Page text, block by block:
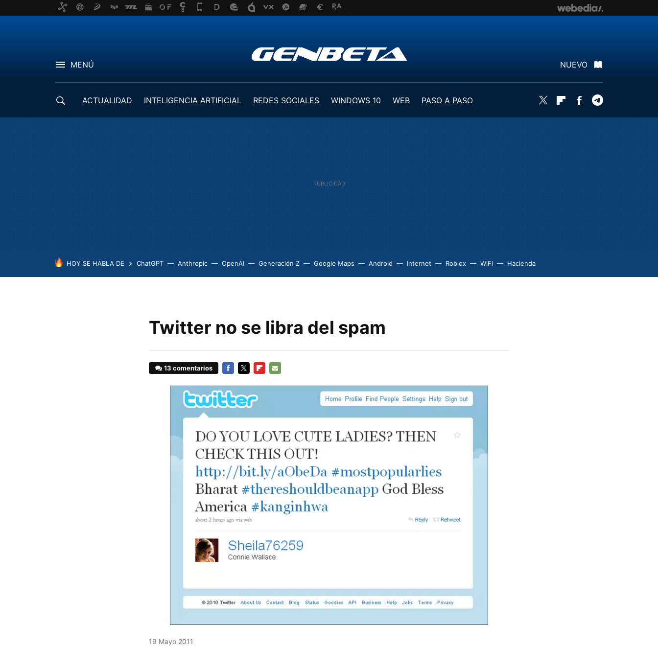
MENÚ NUEVO
ACTUALIDAD INTELIGENCIA ARTIFICIAL REDES SOCIALES WINDOWS 10 WEB
PASO A PASO
Twitter FlipboardFacebook
HOY SE HABLA DE ChatGPT Anthropic OpenAI Generación Z Google Maps Android Internet Roblox WiFi Hacienda
Twitter no se libra del spam
13 comentarios
19 Mayo 2011